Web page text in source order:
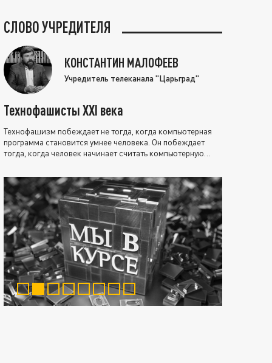
СЛОВО УЧРЕДИТЕЛЯ
КОНСТАНТИН МАЛОФЕЕВ
Учредитель телеканала "Царьград"
Технофашисты XXI века
Технофашизм побеждает не тогда, когда компьютерная
программа становится умнее человека. Он побеждает
тогда, когда человек начинает считать компьютерную